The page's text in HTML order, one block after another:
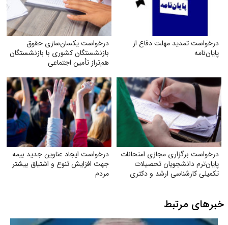
درخواست تمدید مهلت دفاع از
پایان‌نامه
درخواست یکسان‌سازی حقوق
بازنشستگان کشوری با بازنشستگان
هم‌تراز تأمین اجتماعی
درخواست برگزاری مجازی امتحانات
پایان‌ترم دانشجویان تحصیلات
تکمیلی کارشناسی ارشد و دکتری
درخواست ایجاد عناوین جدید بیمه
جهت افزایش تنوع و اشتیاق بیشتر
مردم
خبرهای مرتبط